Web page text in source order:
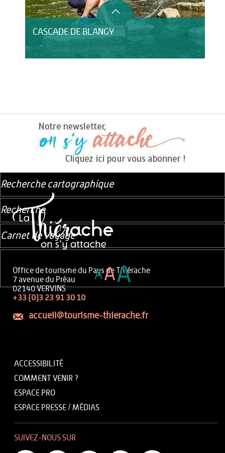
CASCADE DE BLANGY
Office de tourisme du Pays de Thiérache
7 avenue du Préau
02140 VERVINS
+33 (0)3 23 91 30 10
accueil@tourisme-thierache.fr
ACCESSIBILITÉ
COMMENT VENIR ?
ESPACE PRO
ESPACE PRESSE / MÉDIAS
SUIVEZ-NOUS SUR
Recherche cartographique
Recherche
Carnet de voyage
AAA